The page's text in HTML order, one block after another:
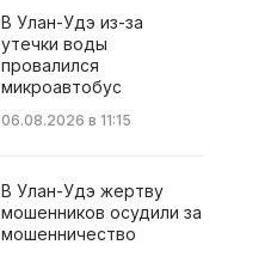
В Улан-Удэ из-за
утечки воды
провалился
микроавтобус
06.08.2026 в 11:15
В Улан-Удэ жертву
мошенников осудили за
мошенничество